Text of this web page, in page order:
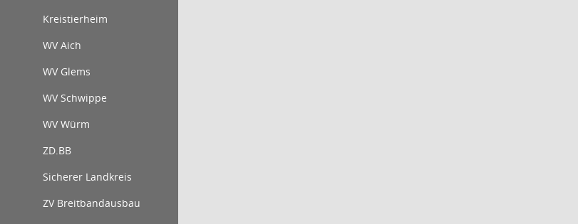
Kreistierheim
WV Aich
WV Glems
WV Schwippe
WV Würm
ZD.BB
Sicherer Landkreis
ZV Breitbandausbau